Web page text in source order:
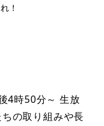
！
4時50分～ 生放
の取り組みや長